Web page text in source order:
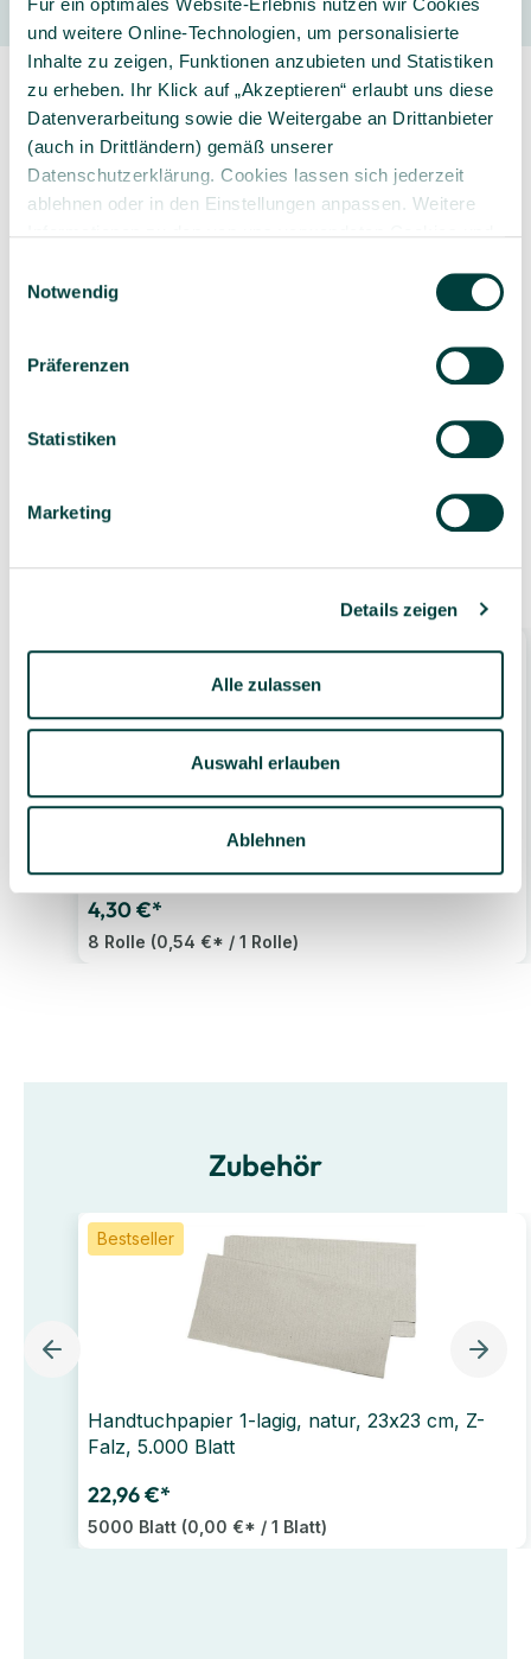
und weitere Online-Technologien, um personalisierte
Inhalte zu zeigen, Funktionen anzubieten und Statistiken
zu erheben. Ihr Klick auf „Akzeptieren“ erlaubt uns diese
Datenverarbeitung sowie die Weitergabe an Drittanbieter
(auch in Drittländern) gemäß unserer
Datenschutzerklärung. Cookies lassen sich jederzeit
ablehnen oder in den Einstellungen anpassen. Weitere
schutz­erklärung
Notwendig
Präferenzen
Statistiken
Marketing
Details zeigen
Alle zulassen
Auswahl erlauben
Ablehnen
Sorgfältig ausgewähltes
Kompetente und
1-3 Werktage Lieferzeit
bei Versand aus dem
eigenen Lager
Ähnliche Produkte
Toilettenpapier, Zellstoff hochweiß, 3-lagig, 250
4,30 €*
8 Rolle (0,54 €* / 1 Rolle)
Zubehör
Bestseller
Handtuchpapier 1-lagig, natur, 23x23 cm, Z-
Falz, 5.000 Blatt
22,96 €*
5000 Blatt (0,00 €* / 1 Blatt)